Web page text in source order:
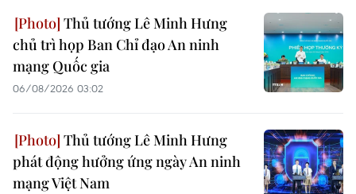
Thủ tướng Lê Minh Hưng
chủ trì họp Ban Chỉ đạo An ninh
mạng Quốc gia
06/08/2026 03:02
Thủ tướng Lê Minh Hưng
phát động hưởng ứng ngày An ninh
mạng Việt Nam